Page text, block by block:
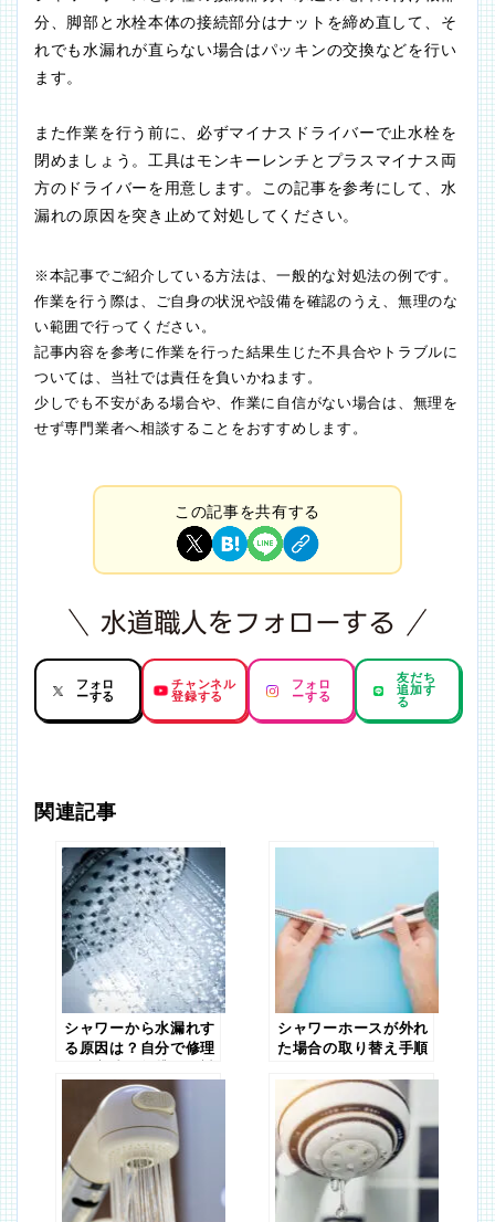
分、脚部と水栓本体の接続部分はナットを締め直して、そ
れでも水漏れが直らない場合はパッキンの交換などを行い
ます。
また作業を行う前に、必ずマイナスドライバーで止水栓を
閉めましょう。工具はモンキーレンチとプラスマイナス両
方のドライバーを用意します。この記事を参考にして、水
漏れの原因を突き止めて対処してください。
※本記事でご紹介している方法は、一般的な対処法の例です。
作業を行う際は、ご自身の状況や設備を確認のうえ、無理のな
い範囲で行ってください。
記事内容を参考に作業を行った結果生じた不具合やトラブルに
ついては、当社では責任を負いかねます。
少しでも不安がある場合や、作業に自信がない場合は、無理を
せず専門業者へ相談することをおすすめします。
この記事を共有する
フォロ
ーする
チャンネル
登録する
フォロ
ーする
友だち
追加す
る
関連記事
シャワーから水漏れす
る原因は？自分で修理
応も解説！
シャワーホースが外れ
た場合の取り替え手順